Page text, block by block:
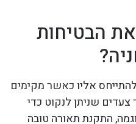
הבטיחות
אליו כאשר מקימים
שניתן לנקוט כדי
התקנת תאורה טובה